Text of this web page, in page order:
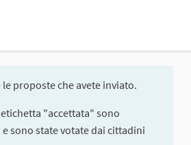
proposte che avete inviato.
"accettata" sono
sono state votate dai cittadini